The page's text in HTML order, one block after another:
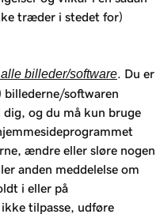
træder i stedet for)
billeder/software . Du er
billederne/softwaren
og du må kun bruge
ændre eller sløre nogen
anden meddelelse om
i eller på
tilpasse, udføre